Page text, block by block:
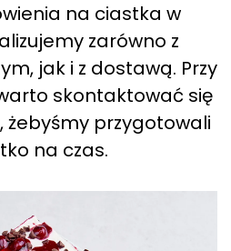
na ciastka w
zarówno z
jak i z dostawą. Przy
skontaktować się
żebyśmy przygotowali
na czas.